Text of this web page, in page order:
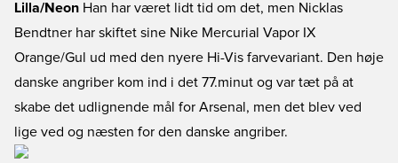
Lilla/Neon Han har været lidt tid om det, men Nicklas
Bendtner har skiftet sine Nike Mercurial Vapor IX
Orange/Gul ud med den nyere Hi-Vis farvevariant. Den høje
danske angriber kom ind i det 77.minut og var tæt på at
skabe det udlignende mål for Arsenal, men det blev ved
lige ved og næsten for den danske angriber.